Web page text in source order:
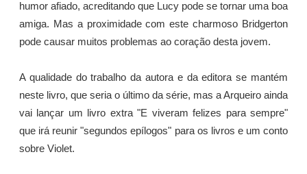
humor afiado, acreditando que Lucy pode se tornar uma boa
amiga. Mas a proximidade com este charmoso Bridgerton
pode causar muitos problemas ao coração desta jovem.
A qualidade do trabalho da autora e da editora se mantém
neste livro, que seria o último da série, mas a Arqueiro ainda
vai lançar um livro extra "E viveram felizes para sempre"
que irá reunir "segundos epílogos" para os livros e um conto
sobre Violet.